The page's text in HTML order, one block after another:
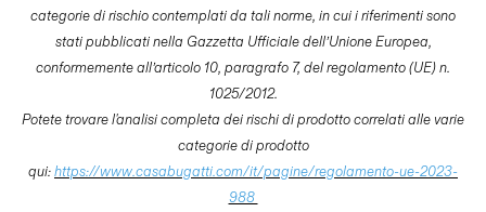
categorie di rischio contemplati da tali norme, in cui i riferimenti sono
stati pubblicati nella Gazzetta Ufficiale dell’Unione Europea,
conformemente all’articolo 10, paragrafo 7, del regolamento (UE) n.
1025/2012.
Potete trovare l'analisi completa dei rischi di prodotto correlati alle varie
categorie di prodotto
qui:https://www.casabugatti.com/it/pagine/regolamento-ue-2023-
988